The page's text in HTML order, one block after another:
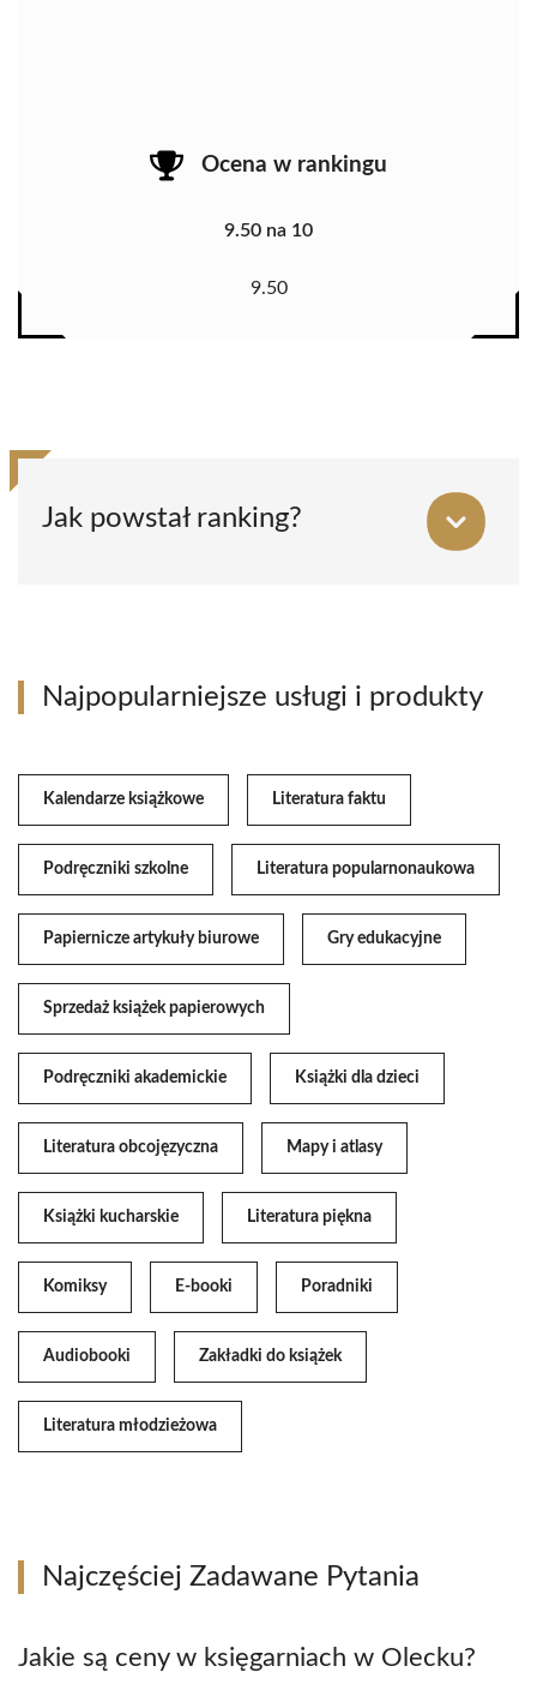
Ocena w rankingu
9.50 na 10
9.50
Jak powstał ranking?
Najpopularniejsze usługi i produkty
Kalendarze książkowe Literatura faktu
Podręczniki szkolne Literatura popularnonaukowa
Papiernicze artykuły biurowe Gry edukacyjne
Sprzedaż książek papierowych
Podręczniki akademickie Książki dla dzieci
Literatura obcojęzyczna Mapy i atlasy
Książki kucharskie Literatura piękna
Komiksy E-booki Poradniki
Audiobooki Zakładki do książek
Literatura młodzieżowa
Najczęściej Zadawane Pytania
Jakie są ceny w księgarniach w Olecku?